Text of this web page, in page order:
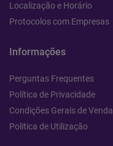
Localização e Horário
Protocolos com Empresas
Informações
Perguntas Frequentes
Política de Privacidade
Condições Gerais de Venda
Politica de Utilização